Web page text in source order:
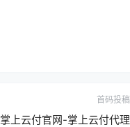
首码投稿
掌上云付官网-掌上云付代理